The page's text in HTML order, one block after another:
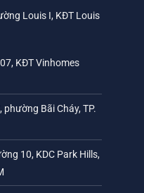
Louis I, KĐT Louis
KĐT Vinhomes
phường Bãi Cháy, TP.
10, KDC Park Hills,